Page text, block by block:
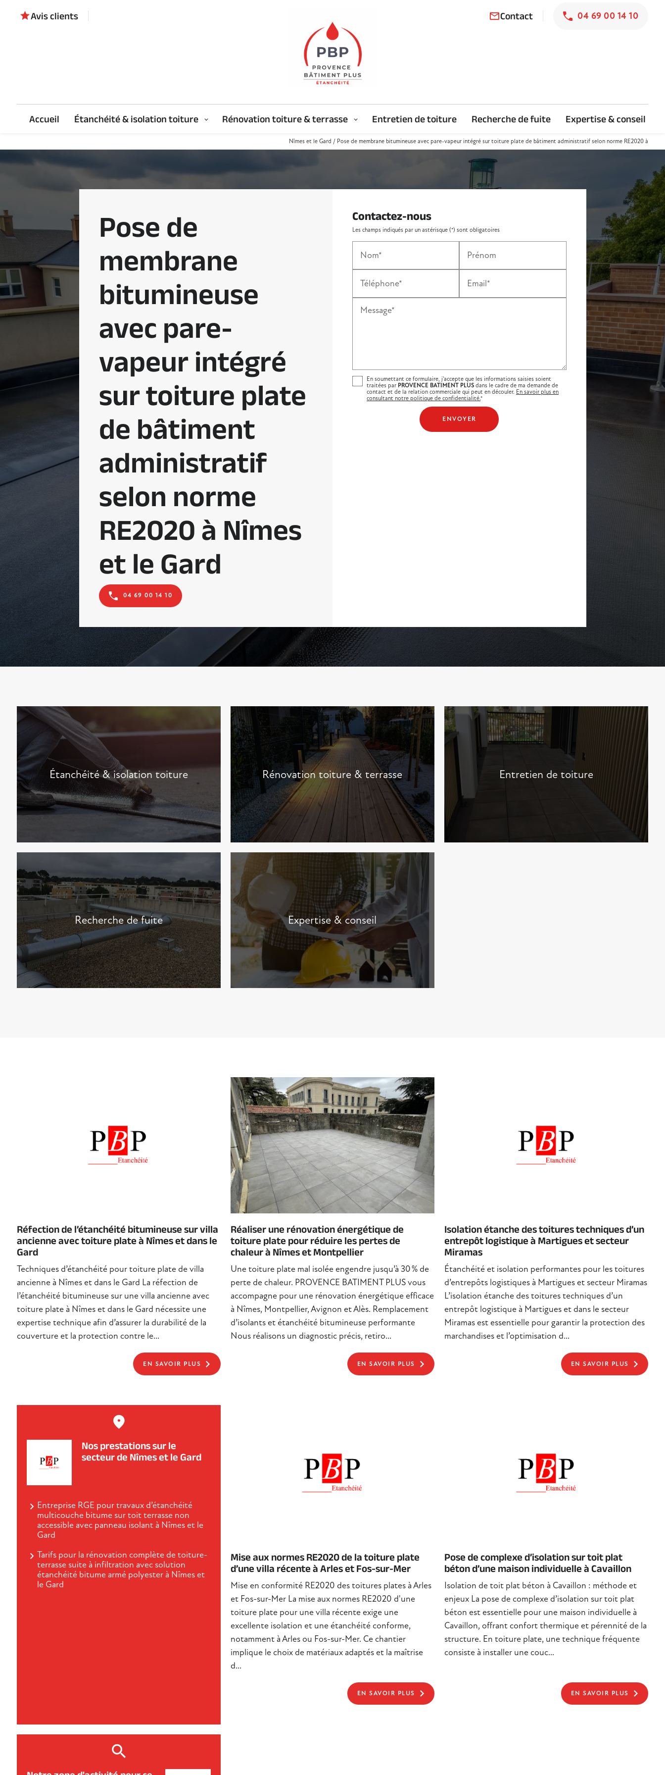
starAvis clients mail_outlineContact 04 69 00 14 10
Accueil Étanchéité & isolation toiture Rénovation toiture & terrasse Entretien de toiture Recherche de fuite Expertise & conseil
Nîmes et le Gard / Pose de membrane bitumineuse avec pare-vapeur intégré sur toiture plate de bâtiment administratif selon norme RE2020 à
Pose de
membrane
bitumineuse
avec pare-
vapeur intégré
sur toiture plate
de bâtiment
administratif
selon norme
RE2020 à Nîmes
et le Gard
04 69 00 14 10
Contactez-nous
Les champs indiqués par un astérisque (*) sont obligatoires
Nom* Prénom
Téléphone* Email*
Message*
En soumettant ce formulaire, j'accepte que les informations saisies soient
traitées par PROVENCE BATIMENT PLUS dans le cadre de ma demande de
contact et de la relation commerciale qui peut en découler. En savoir plus en
consultant notre politique de confidentialité.*
Étanchéité & isolation toiture Rénovation toiture & terrasse Entretien de toiture
Recherche de fuite Expertise & conseil
Réfection de l’étanchéité bitumineuse sur villa
ancienne avec toiture plate à Nîmes et dans le
Gard
Techniques d’étanchéité pour toiture plate de villa
ancienne à Nîmes et dans le Gard La réfection de
l’étanchéité bitumineuse sur une villa ancienne avec
toiture plate à Nîmes et dans le Gard nécessite une
expertise technique afin d’assurer la durabilité de la
couverture et la protection contre le...
EN SAVOIR PLUS
Réaliser une rénovation énergétique de
toiture plate pour réduire les pertes de
chaleur à Nîmes et Montpellier
Une toiture plate mal isolée engendre jusqu’à 30 % de
perte de chaleur. PROVENCE BATIMENT PLUS vous
accompagne pour une rénovation énergétique efficace
à Nîmes, Montpellier, Avignon et Alès. Remplacement
d’isolants et étanchéité bitumineuse performante
Nous réalisons un diagnostic précis, retiro...
EN SAVOIR PLUS
Isolation étanche des toitures techniques d’un
entrepôt logistique à Martigues et secteur
Miramas
Étanchéité et isolation performantes pour les toitures
d’entrepôts logistiques à Martigues et secteur Miramas
L’isolation étanche des toitures techniques d’un
entrepôt logistique à Martigues et dans le secteur
Miramas est essentielle pour garantir la protection des
marchandises et l’optimisation d...
EN SAVOIR PLUS
Nos prestations sur le
secteur de Nîmes et le Gard
Entreprise RGE pour travaux d’étanchéité
multicouche bitume sur toit terrasse non
accessible avec panneau isolant à Nîmes et le
Gard
Tarifs pour la rénovation complète de toiture-
terrasse suite à infiltration avec solution
étanchéité bitume armé polyester à Nîmes et
le Gard
Mise aux normes RE2020 de la toiture plate
d’une villa récente à Arles et Fos-sur-Mer
Mise en conformité RE2020 des toitures plates à Arles
et Fos-sur-Mer La mise aux normes RE2020 d'une
toiture plate pour une villa récente exige une
excellente isolation et une étanchéité conforme,
notamment à Arles ou Fos-sur-Mer. Ce chantier
implique le choix de matériaux adaptés et la maîtrise
d...
EN SAVOIR PLUS
Pose de complexe d’isolation sur toit plat
béton d’une maison individuelle à Cavaillon
Isolation de toit plat béton à Cavaillon : méthode et
enjeux La pose de complexe d’isolation sur toit plat
béton est essentielle pour une maison individuelle à
Cavaillon, offrant confort thermique et pérennité de la
structure. En toiture plate, une technique fréquente
consiste à installer une couc...
EN SAVOIR PLUS